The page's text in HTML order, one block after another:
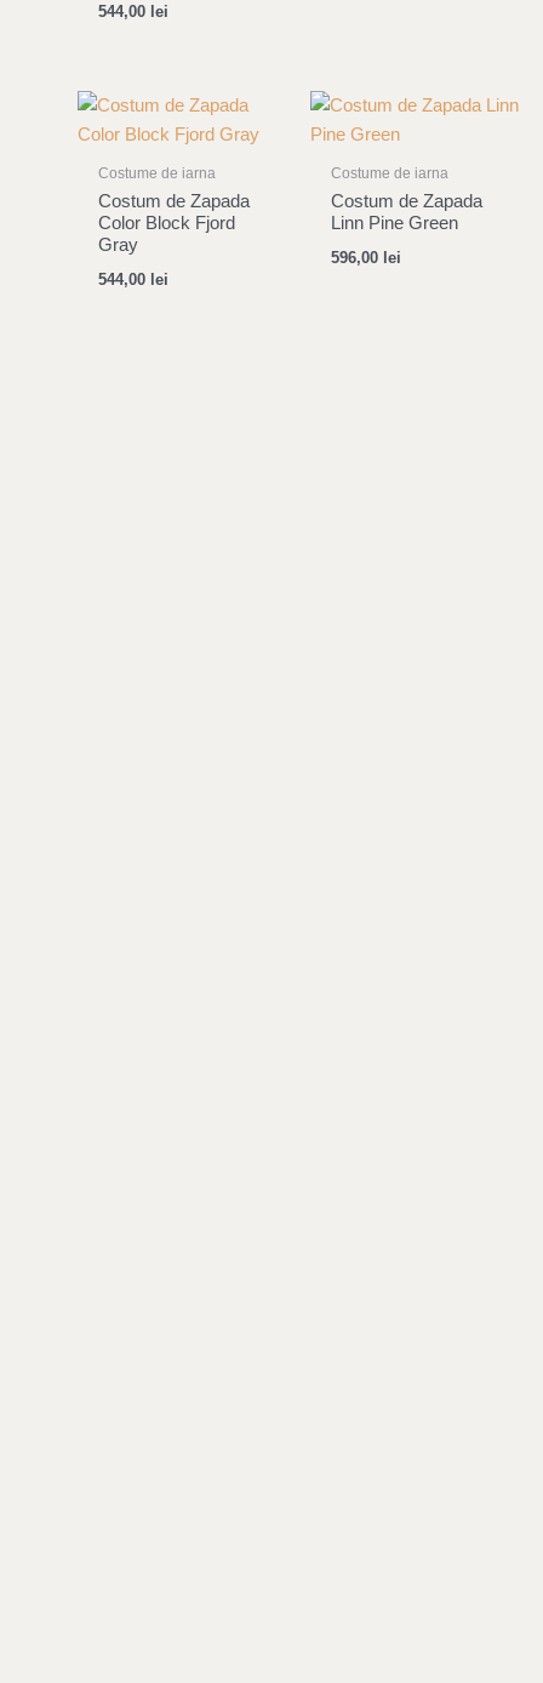
544,00 lei
Costume de iarna
Costum de Zapada
Color Block Fjord
Gray
544,00 lei
Costume de iarna
Costum de Zapada
Linn Pine Green
596,00 lei